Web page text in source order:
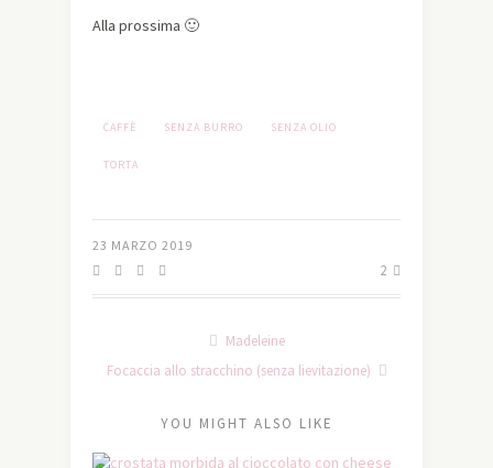
Alla prossima 🙂
CAFFÈ SENZA BURRO SENZA OLIO
TORTA
23 MARZO 2019
2
Madeleine
Focaccia allo stracchino (senza lievitazione)
YOU MIGHT ALSO LIKE